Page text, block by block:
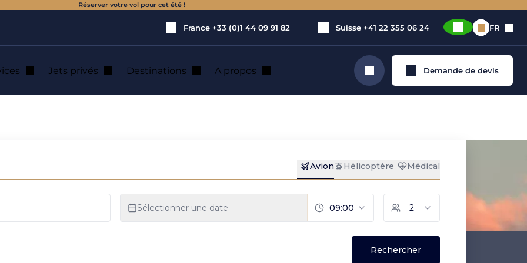
Réserver votre vol pour cet été !
France +33 (0)1 44 09 91 82 Suisse +41 22 355 06 24 FR
Jets privés Destinations A propos Rechercher Demande de devis